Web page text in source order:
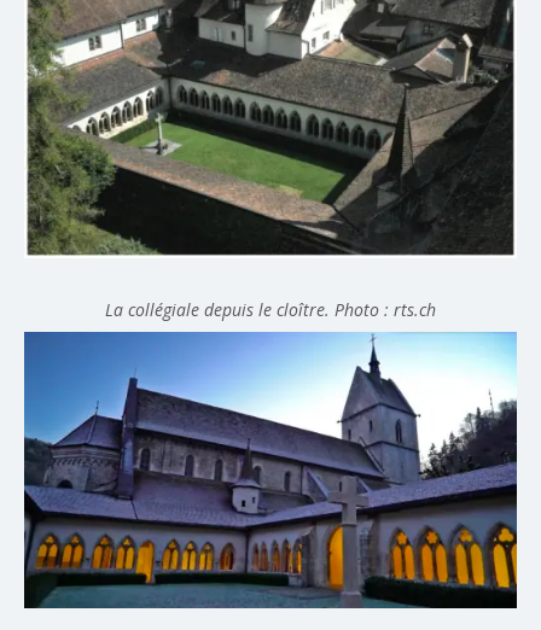
La collégiale depuis le cloître. Photo : rts.ch